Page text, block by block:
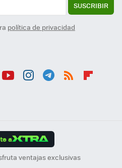
SUSCRIBIR
política de privacidad
a
ventajas exclusivas